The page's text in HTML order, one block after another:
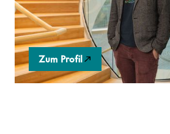
Herausforderungen im Bereich
anbietet.
Zum Profil